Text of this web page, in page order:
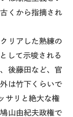
くから指摘され
リアした熟練の
して示唆される
後藤田など、官
は竹下くらいで
サリと絶大な権
山由紀夫政権で